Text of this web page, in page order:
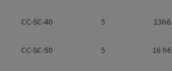
CC-SC-40 5 13h6
CC-SC-50 5 16 h6